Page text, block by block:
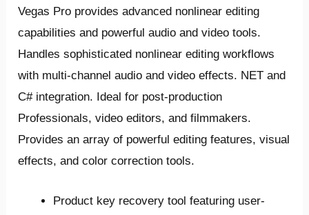
Vegas Pro provides advanced nonlinear editing
capabilities and powerful audio and video tools.
Handles sophisticated nonlinear editing workflows
with multi-channel audio and video effects. NET and
C# integration. Ideal for post-production
Professionals, video editors, and filmmakers.
Provides an array of powerful editing features, visual
effects, and color correction tools.
Product key recovery tool featuring user-